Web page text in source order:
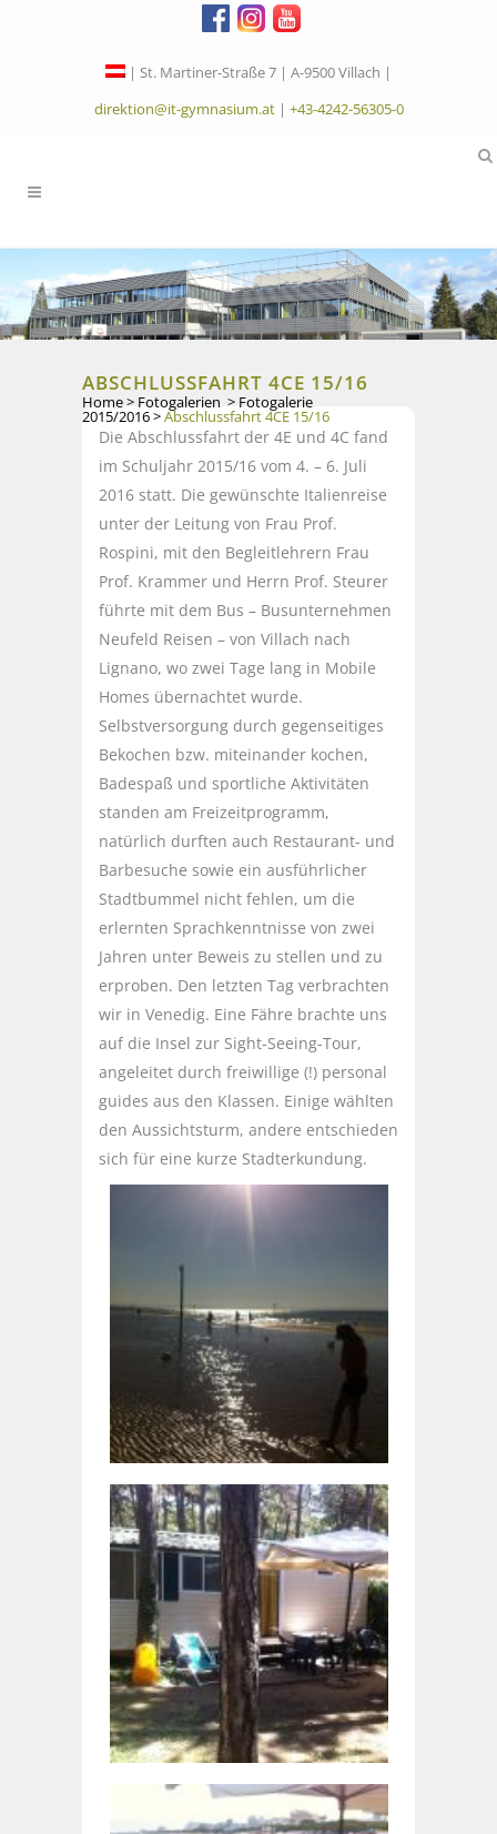
| St. Martiner-Straße 7 | A-9500 Villach |
direktion@it-gymnasium.at| +43-4242-56305-0
ABSCHLUSSFAHRT 4CE 15/16
Home> Fotogalerien > Fotogalerie
2015/2016>Abschlussfahrt 4CE 15/16
Die Abschlussfahrt der 4E und 4C fand
im Schuljahr 2015/16 vom 4. – 6. Juli
2016 statt. Die gewünschte Italienreise
unter der Leitung von Frau Prof.
Rospini, mit den Begleitlehrern Frau
Prof. Krammer und Herrn Prof. Steurer
führte mit dem Bus – Busunternehmen
Neufeld Reisen – von Villach nach
Lignano, wo zwei Tage lang in Mobile
Homes übernachtet wurde.
Selbstversorgung durch gegenseitiges
Bekochen bzw. miteinander kochen,
Badespaß und sportliche Aktivitäten
standen am Freizeitprogramm,
natürlich durften auch Restaurant- und
Barbesuche sowie ein ausführlicher
Stadtbummel nicht fehlen, um die
erlernten Sprachkenntnisse von zwei
Jahren unter Beweis zu stellen und zu
erproben. Den letzten Tag verbrachten
wir in Venedig. Eine Fähre brachte uns
auf die Insel zur Sight-Seeing-Tour,
angeleitet durch freiwillige (!) personal
guides aus den Klassen. Einige wählten
den Aussichtsturm, andere entschieden
sich für eine kurze Stadterkundung.